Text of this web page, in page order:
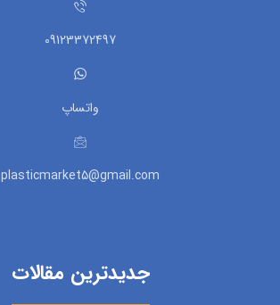
09123372497
واتساپ
plasticmarket5@gmail.com
جدیدترین مقالات